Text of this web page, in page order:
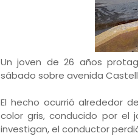
Un joven de 26 años
sábado sobre avenida
El hecho ocurrió alrededor
color gris, conducido por el
investigan, el conductor